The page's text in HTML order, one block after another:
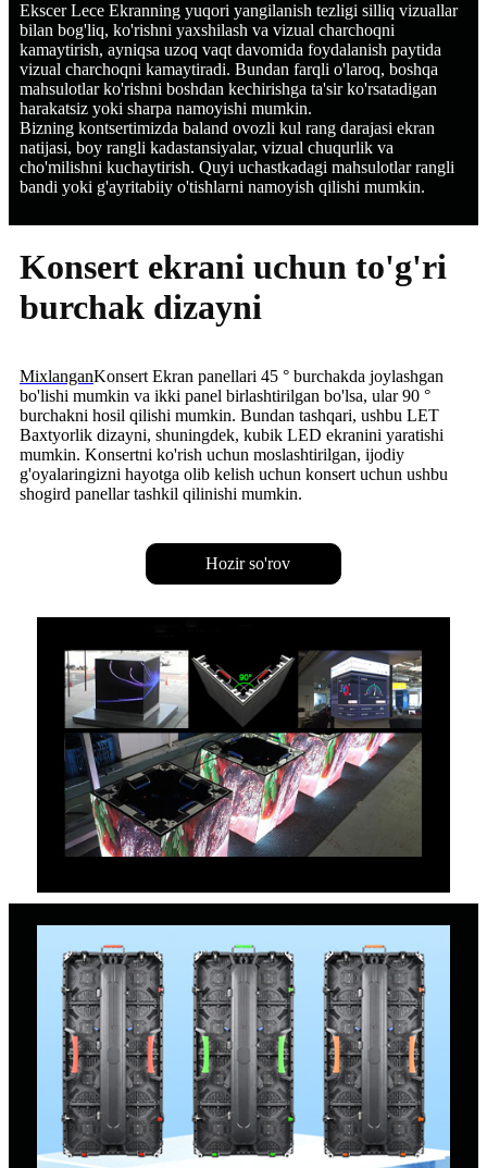
Ekscer Lece Ekranning yuqori yangilanish tezligi silliq vizuallar
bilan bog'liq, ko'rishni yaxshilash va vizual charchoqni
kamaytirish, ayniqsa uzoq vaqt davomida foydalanish paytida
vizual charchoqni kamaytiradi. Bundan farqli o'laroq, boshqa
mahsulotlar ko'rishni boshdan kechirishga ta'sir ko'rsatadigan
harakatsiz yoki sharpa namoyishi mumkin.
Bizning kontsertimizda baland ovozli kul rang darajasi ekran
natijasi, boy rangli kadastansiyalar, vizual chuqurlik va
cho'milishni kuchaytirish. Quyi uchastkadagi mahsulotlar rangli
bandi yoki g'ayritabiiy o'tishlarni namoyish qilishi mumkin.
Konsert ekrani uchun to'g'ri
burchak dizayni
MixlanganKonsert Ekran panellari 45 ° burchakda joylashgan
bo'lishi mumkin va ikki panel birlashtirilgan bo'lsa, ular 90 °
burchakni hosil qilishi mumkin. Bundan tashqari, ushbu LET
Baxtyorlik dizayni, shuningdek, kubik LED ekranini yaratishi
mumkin. Konsertni ko'rish uchun moslashtirilgan, ijodiy
g'oyalaringizni hayotga olib kelish uchun konsert uchun ushbu
shogird panellar tashkil qilinishi mumkin.
Hozir so'rov